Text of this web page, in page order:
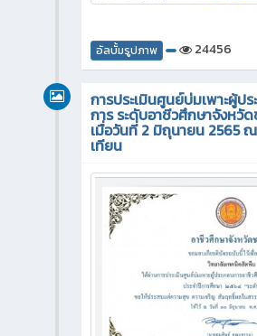
อัลบั้มรูปภาพ 24456
การประเมินศูนย์บ่มเพาะผู้ป
การ ระดับอาชีวศึกษาจังหวั
เมื่อวันที่ 2 มิถุนายน 2565
เทียน